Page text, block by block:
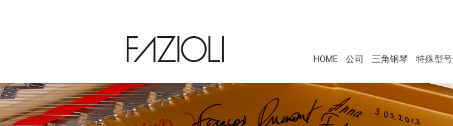
HOME 公司 三角钢琴 特殊型号